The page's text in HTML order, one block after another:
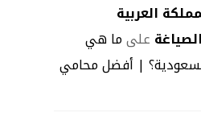
العربية
علىما هي
| أفضل محامي